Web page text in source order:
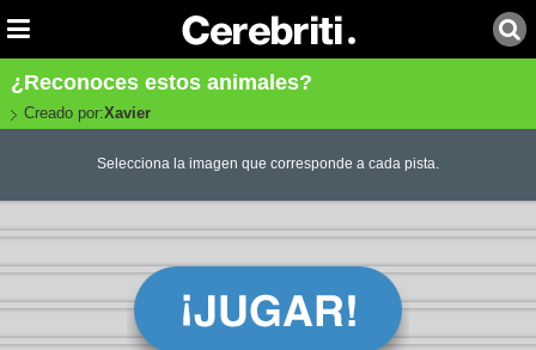
¿Reconoces estos animales?
Creado por:Xavier
Selecciona la imagen que corresponde a cada pista.